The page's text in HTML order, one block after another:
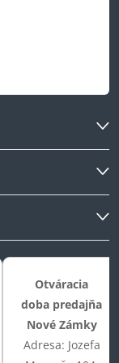
Otváracia
doba predajňa
Nové Zámky
Adresa: Jozefa